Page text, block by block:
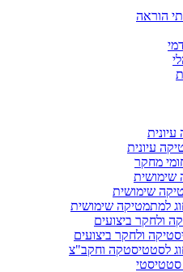
הוראה
עיונית
מחקר
שימושית
שימושית
למתמטיקה שימושית
ולחקר ביצועים
ולחקר ביצועים
לסטטיסטקה וחקב"צ
סטטיסטי